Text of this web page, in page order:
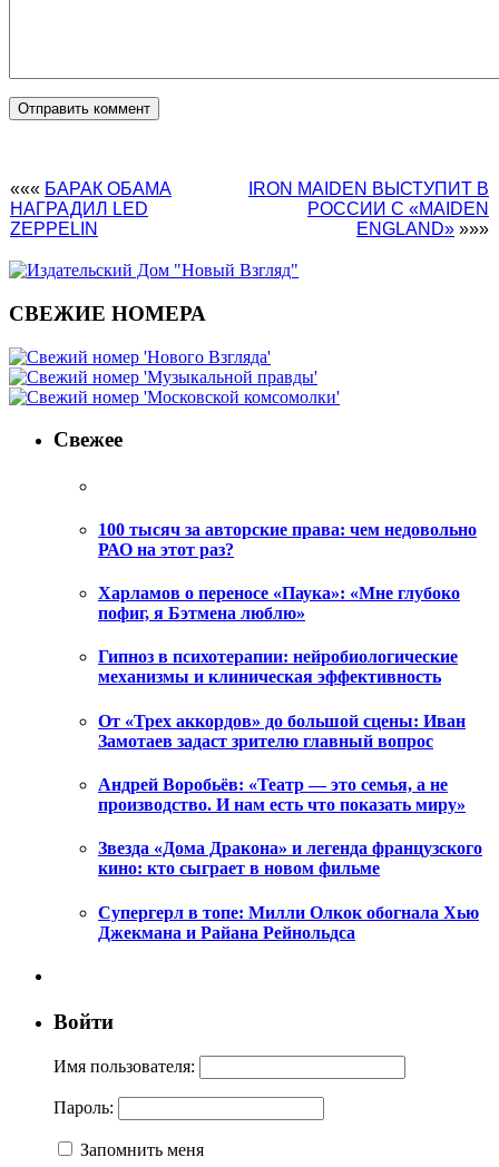
««« БАРАК ОБАМА
НАГРАДИЛ LED
ZEPPELIN
IRON MAIDEN ВЫСТУПИТ В
РОССИИ С «MAIDEN
ENGLAND» »»»
СВЕЖИЕ НОМЕРА
Свежее
100 тысяч за авторские права: чем недовольно
РАО на этот раз?
Харламов о переносе «Паука»: «Мне глубоко
пофиг, я Бэтмена люблю»
Гипноз в психотерапии: нейробиологические
механизмы и клиническая эффективность
От «Трех аккордов» до большой сцены: Иван
Замотаев задаст зрителю главный вопрос
Андрей Воробьёв: «Театр — это семья, а не
производство. И нам есть что показать миру»
Звезда «Дома Дракона» и легенда французского
кино: кто сыграет в новом фильме
Супергерл в топе: Милли Олкок обогнала Хью
Джекмана и Райана Рейнольдса
Войти
Имя пользователя:
Пароль:
Запомнить меня